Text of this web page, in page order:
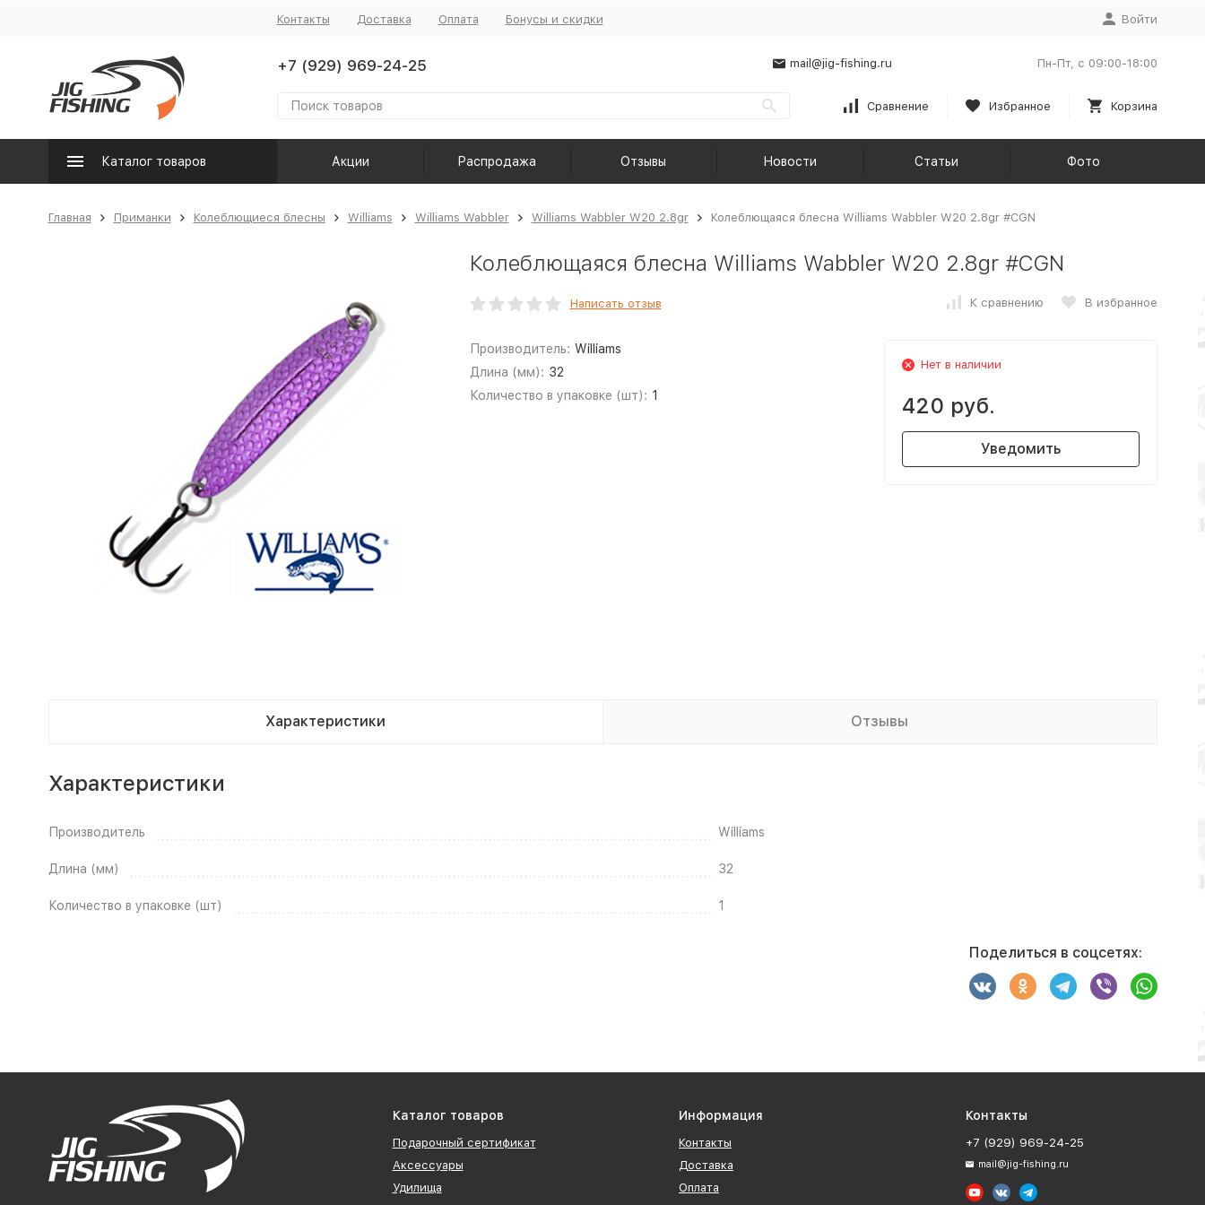
Контакты Доставка Оплата Бонусы и скидки Войти
+7 (929) 969-24-25 mail@jig-fishing.ru Пн-Пт, с 09:00-18:00
Сравнение Избранное Корзина
Каталог товаров Акции Распродажа Отзывы Новости Статьи Фото
Главная Приманки Колеблющиеся блесны Williams Williams Wabbler Williams Wabbler W20 2.8gr Колеблющаяся блесна Williams Wabbler W20 2.8gr #CGN
Колеблющаяся блесна Williams Wabbler W20 2.8gr #CGN
Написать отзыв К сравнению В избранное
Производитель: Williams
Длина (мм): 32
Количество в упаковке (шт): 1
Нет в наличии
420 руб.
Уведомить
Характеристики Отзывы
Характеристики
Производитель Williams
Длина (мм) 32
Количество в упаковке (шт) 1
Поделиться в соцсетях:
Каталог товаров
Подарочный сертификат
Аксессуары
Удилища
Информация
Контакты
Доставка
Оплата
Контакты
+7 (929) 969-24-25
mail@jig-fishing.ru